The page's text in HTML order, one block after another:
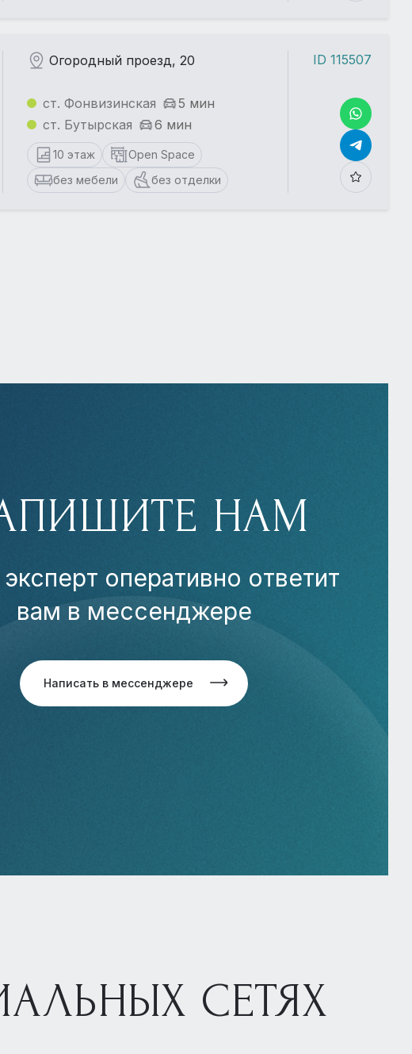
Огородный проезд, 20
ст. Фонвизинская
5 мин
ст. Бутырская
6 мин
10 этаж
Open Space
без мебели
без отделки
ID 115507
НАМ
оперативно ответит
вам в мессенджере
Написать в мессенджере
СЕТЯХ